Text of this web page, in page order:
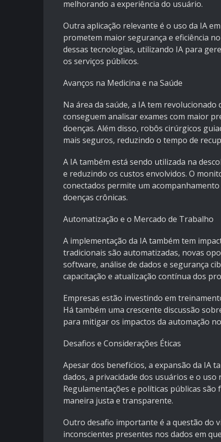
melhorando a experiência do usuário.
Outra aplicação relevante é o uso da IA
prometem maior segurança e eficiência
dessas tecnologias, utilizando IA para
os serviços públicos.
Avanços na Medicina e na Saúde
Na área da saúde, a IA tem
conseguem analisar exames com maior
doenças. Além disso, robôs cirúrgicos
mais seguros, reduzindo o tempo de
A IA também está sendo utilizada na
e reduzindo os custos envolvidos. O
conectados permite um
doenças crônicas.
Automatização e o Mercado de Trabalho
A implementação da IA também tem
tradicionais são automatizadas, novas
software, análise de dados e segurança
capacitação e atualização contínua dos
Empresas estão investindo em
Há também uma crescente discussão
para mitigar os impactos da automação
Desafios e Considerações Éticas
Apesar dos benefícios, a expansão da IA
dados, a privacidade dos usuários e o
Regulamentações e políticas públicas
maneira justa e transparente.
Outro desafio importante é a questão do
inconscientes presentes nos dados em